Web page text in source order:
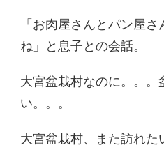
「お肉屋さんとパン屋
ね」と息子との会話。
大宮盆栽村なのに。。。
い。。。
大宮盆栽村、また訪れた